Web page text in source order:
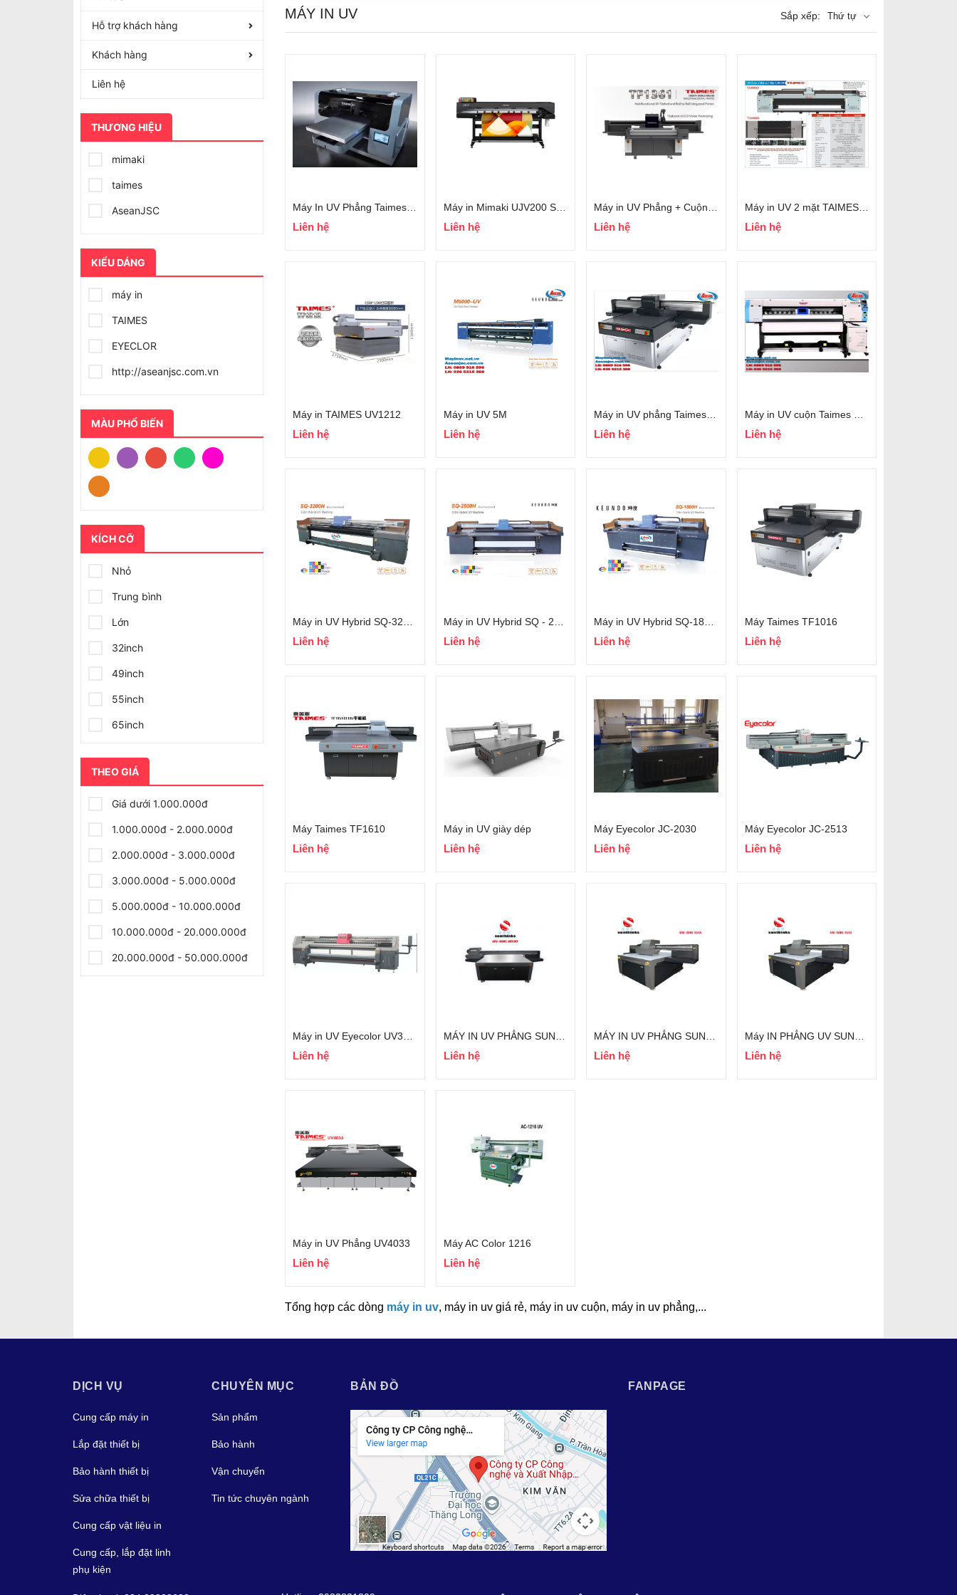
Hỗ trợ khách hàng
Khách hàng
Liên hệ
THƯƠNG HIỆU
mimaki
taimes
AseanJSC
KIỂU DÁNG
máy in
TAIMES
EYECLOR
http://aseanjsc.com.vn
MÀU PHỔ BIẾN
KÍCH CỠ
Nhỏ
Trung bình
Lớn
32inch
49inch
55inch
65inch
THEO GIÁ
Giá dưới 1.000.000đ
1.000.000đ - 2.000.000đ
2.000.000đ - 3.000.000đ
3.000.000đ - 5.000.000đ
5.000.000đ - 10.000.000đ
10.000.000đ - 20.000.000đ
20.000.000đ - 50.000.000đ
MÁY IN UV Sắp xếp: Thứ tự
Liên hệ
Máy in Mimaki UJV200 Series
Liên hệ Liên hệ
Máy in UV 2 mặt TAIMES 5300SD
Liên hệ
Máy in TAIMES UV1212
Liên hệ
Máy in UV 5M
Liên hệ Liên hệ Liên hệ
Liên hệ Liên hệ Liên hệ
Máy Taimes TF1016
Liên hệ
Máy Taimes TF1610
Liên hệ
Máy in UV giày dép
Liên hệ
Máy Eyecolor JC-2030
Liên hệ
Máy Eyecolor JC-2513
Liên hệ
Liên hệ Liên hệ Liên hệ Liên hệ
Máy in UV Phẳng UV4033
Liên hệ
Máy AC Color 1216
Liên hệ
Tổng hợp các dòng máy in uv, máy in uv giá rẻ, máy in uv cuộn, máy in uv phẳng,...
DỊCH VỤ
Cung cấp máy in
Lắp đặt thiết bị
Bảo hành thiết bị
Sửa chữa thiết bị
Cung cấp vật liệu in
Cung cấp, lắp đặt linh
phụ kiện
CHUYÊN MỤC
Sản phẩm
Bảo hành
Vận chuyển
Tin tức chuyên ngành
BẢN ĐỒ FANPAGE